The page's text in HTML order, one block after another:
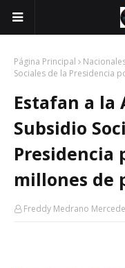
Página Principal
Sociales de la Presidencia
Estafan a la
Subsidio
Presidencia
millones de
Freddy Medrano